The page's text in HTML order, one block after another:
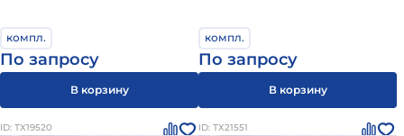
компл.
По запросу
В корзину
компл.
По запросу
В корзину
ID: ТХ19520 ID: ТХ21551